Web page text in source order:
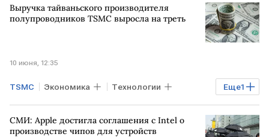
Выручка тайваньского производителя
полупроводников TSMC выросла на треть
10 июня, 12:35
Еще1
TSMC Экономика Технологии
Финансы
СМИ: Apple достигла соглашения с Intel о
производстве чипов для устройств